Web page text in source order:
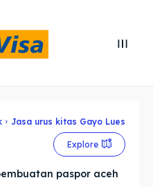
Cari
Cari
Jasa urus kitas Gayo Lues
Explore
paspor aceh